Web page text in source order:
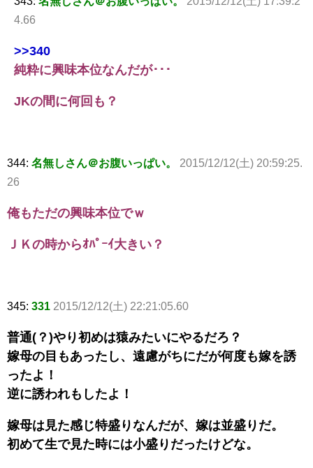
4.66
>>340
純粋に興味本位なんだが･･･
JKの間に何回も？
344: 名無しさん＠お腹いっぱい。
2015/12/12(土) 20:59:25.
26
俺もただの興味本位でｗ
ＪＫの時からｵﾊﾟｰｲ大きい？
345: 331 2015/12/12(土) 22:21:05.60
普通(？)やり初めは猿みたいにやるだろ？
嫁母の目もあったし、遠慮がちにだが何度も嫁を誘
ったよ！
逆に誘われもしたよ！
嫁母は見た感じ特盛りなんだが、嫁は並盛りだ。
初めて生で見た時には小盛りだったけどな。